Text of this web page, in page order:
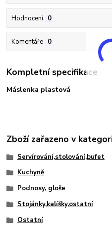
Hodnocení 0
Komentáře 0
Kompletní specifikace
Máslenka plastová
Zboží zařazeno v
Servírování,stolování,bufet
Kuchyně
Podnosy, gloše
Stojánky,kalíšky,ostatní
Ostatní